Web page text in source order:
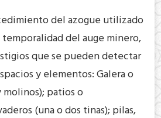
del azogue utilizado
del auge minero,
que se pueden detectar
y elementos: Galera o
molinos); patios o
(una o dos tinas); pilas,